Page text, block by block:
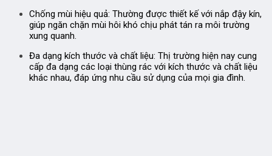
Chống mùi hiệu quả: Thường được thiết kế với nắp đậy kín,
giúp ngăn chặn mùi hôi khó chịu phát tán ra môi trường
xung quanh.
Đa dạng kích thước và chất liệu: Thị trường hiện nay cung
cấp đa dạng các loại thùng rác với kích thước và chất liệu
khác nhau, đáp ứng nhu cầu sử dụng của mọi gia đình.